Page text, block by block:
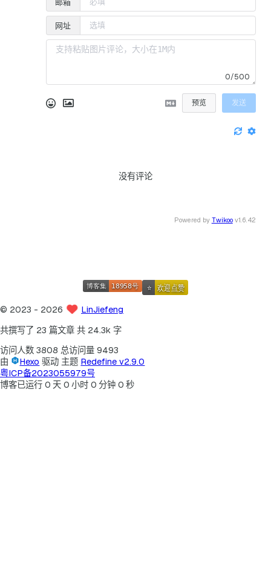
邮箱
网址
0/500
预览 发送
没有评论
Powered by Twikoov1.6.42
© 2023 - 2026 LinJiefeng
共撰写了 23 篇文章 共 24.3k 字
访问人数 3808 总访问量 9493
由
Hexo 驱动 主题 Redefine v2.9.0
粤ICP备2023055979号
博客已运行 0 天 0 小时 0 分钟 0 秒